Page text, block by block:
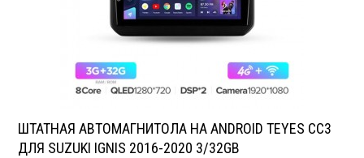
ШТАТНАЯ АВТОМАГНИТОЛА НА ANDROID TEYES CC3
ДЛЯ SUZUKI IGNIS 2016-2020 3/32GB